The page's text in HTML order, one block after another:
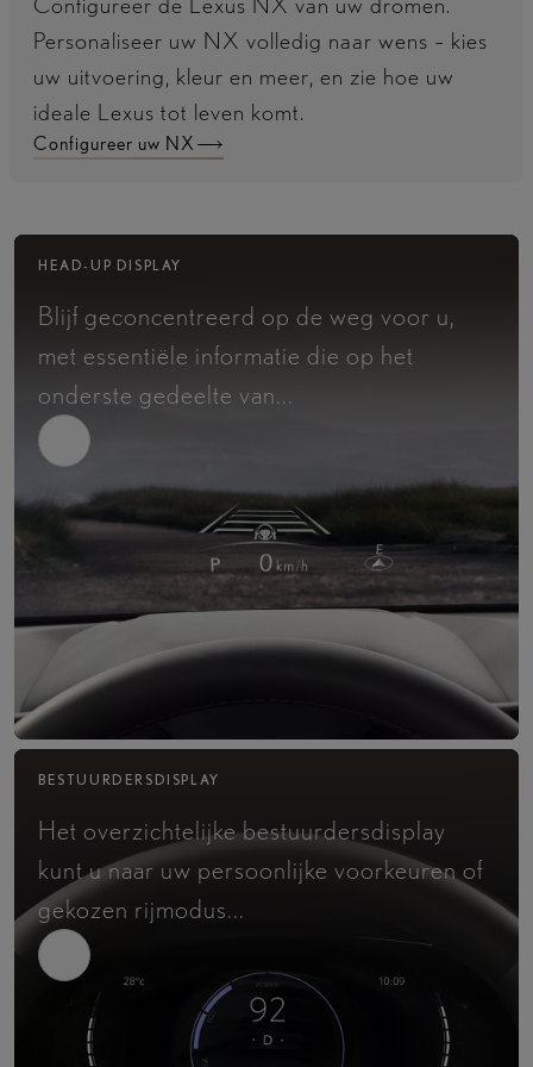
Personaliseer uw NX volledig naar wens – kies
uw uitvoering, kleur en meer, en zie hoe uw
ideale Lexus tot leven komt.
Configureer uw NX
HEAD-UP DISPLAY
Blijf geconcentreerd op de weg voor u,
met essentiële informatie die op het
onderste gedeelte van...
BESTUURDERSDISPLAY
Het overzichtelijke bestuurdersdisplay
kunt u naar uw persoonlijke voorkeuren of
gekozen rijmodus...